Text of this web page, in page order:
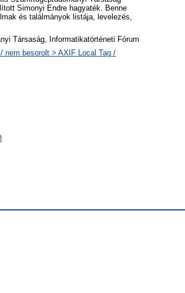
Simonyi Endre hagyaték. Benne
és találmányok listája, levelezés,
Társaság, Informatikatörténeti Fórum
nem besorolt > AXIF Local Tag /